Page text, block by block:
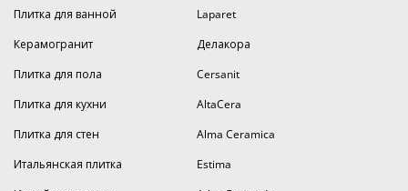
Плитка для ванной
Керамогранит
Плитка для пола
Плитка для кухни
Плитка для стен
Итальянская плитка
Laparet
Делакора
Cersanit
AltaCera
Alma Ceramica
Estima